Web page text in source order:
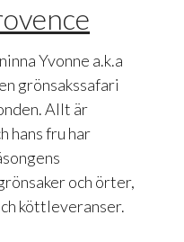
Yvonne a.k.a
grönsakssafari
Allt är
hans fru har
och örter,
köttleveranser.